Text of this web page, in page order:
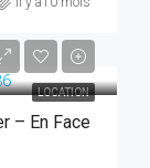
LOCATION
– En Face